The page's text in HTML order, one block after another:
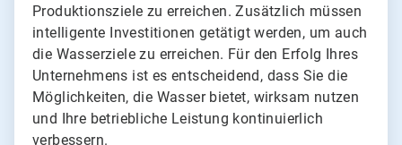
Produktionsziele zu erreichen. Zusätzlich müssen
intelligente Investitionen getätigt werden, um auch
die Wasserziele zu erreichen. Für den Erfolg Ihres
Unternehmens ist es entscheidend, dass Sie die
Möglichkeiten, die Wasser bietet, wirksam nutzen
und Ihre betriebliche Leistung kontinuierlich
verbessern.